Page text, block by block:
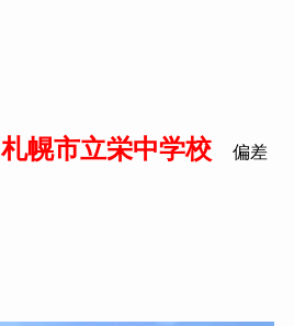
札幌市立栄中学校 偏差